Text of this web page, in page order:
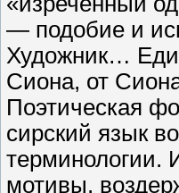
— подобие и
Художник…
Сиона, от
Поэтическая
сирский язык
терминологии.
мотивы,